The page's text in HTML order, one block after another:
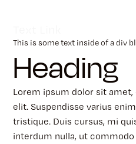
This is some text inside of a div
Heading
Lorem ipsum dolor sit
elit. Suspendisse varius
tristique. Duis cursus, mi
interdum nulla, ut